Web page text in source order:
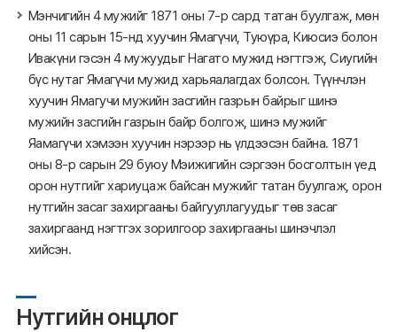
Мэнчигийн 4 мужийг 1871 оны 7-р сард татан буулгаж, мөн
оны 11 сарын 15-нд хуучин Ямагүчи, Туюүра, Киюсиэ болон
Ивакүни гэсэн 4 мужуудыг Нагато мужид нэгтгэж, Сиугийн
бүс нутаг Ямагүчи мужид харьяалагдах болсон. Түүнчлэн
хуучин Ямагучи мужийн засгийн газрын байрыг шинэ
мужийн засгийн газрын байр болгож, шинэ мужийг
Яамагүчи хэмээн хуучин нэрээр нь үлдээсэн байна. 1871
оны 8-р сарын 29 буюу Мэижигийн сэргээн босголтын үед
орон нутгийг хариуцаж байсан мужийг татан буулгаж, орон
нутгийн засаг захиргааны байгууллагуудыг төв засаг
захиргаанд нэгтгэх зорилгоор захиргааны шинэчлэл
хийсэн.
Нутгийн онцлог